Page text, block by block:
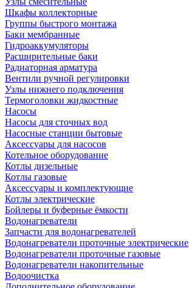
Шкафы коллекторные
Группы быстрого монтажа
Баки мембранные
Гидроаккумуляторы
Расширительные баки
Радиаторная арматура
Вентили ручной регулировки
Узлы нижнего подключения
Термоголовки жидкостные
Насосы
Насосы для сточных вод
Насосные станции бытовые
Аксессуары для насосов
Котельное оборудование
Котлы дизельные
Котлы газовые
Аксессуары и комплектующие
Котлы электрические
Бойлеры и буферные ёмкости
Водонагреватели
Запчасти для водонагревателей
Водонагреватели проточные электрические
Водонагреватели проточные газовые
Водонагреватели накопительные
Водоочистка